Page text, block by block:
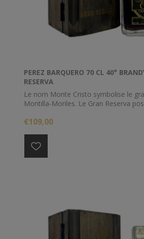
PEREZ BARQUERO 70 CL 40°
RESERVA
Le nom Monte Cristo symbolise le
Montilla-Moriles. Le Gran Reserva
arôme intense et une saveur
€109,00